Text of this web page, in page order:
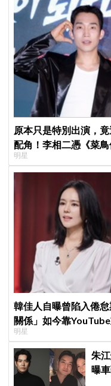
原本只是特別出演，
配角！李相二憑《菜
演」傳奇
明星
韓佳人自曝曾陷入倦
關係」如今靠
明星
朱
曝